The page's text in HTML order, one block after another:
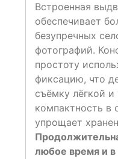
Встроенная
обеспечивает
безупречных
фотографий.
простоту
фиксацию, что
съёмку лёгкой и
компактность в
упрощает
любое время и